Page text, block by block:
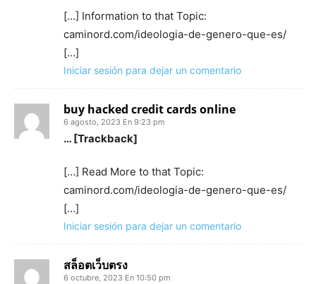
[…] Information to that Topic:
caminord.com/ideologia-de-genero-que-es/
[…]
Iniciar sesión para dejar un comentario
buy hacked credit cards online​
6 agosto, 2023 En 9:23 pm
… [Trackback]
[…] Read More to that Topic:
caminord.com/ideologia-de-genero-que-es/
[…]
Iniciar sesión para dejar un comentario
สล็อตเว็บตรง
6 octubre, 2023 En 10:50 pm